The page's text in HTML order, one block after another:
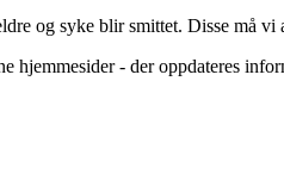
og syke blir smittet. Disse må vi
hjemmesider - der oppdateres